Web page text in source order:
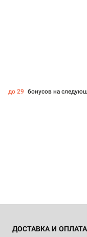
до 29 бонусов на
ДОСТАВКА И ОПЛАТА